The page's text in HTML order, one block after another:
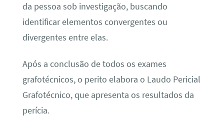
da pessoa sob investigação, buscando
identificar elementos convergentes ou
divergentes entre elas.
Após a conclusão de todos os exames
grafotécnicos, o perito elabora o Laudo Pericial
Grafotécnico, que apresenta os resultados da
perícia.